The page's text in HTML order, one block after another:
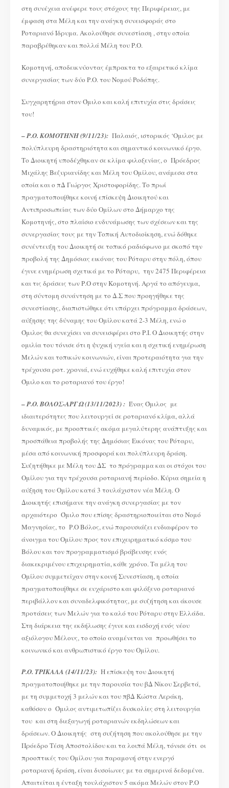
στη συνέχεια ανέφερε τους στόχους της Περιφέρειας, με
έμφαση στα Μέλη και την ανάγκη συνεισφοράς στο
Ροταριανό Ίδρυμα. Ακολούθησε συνεστίαση , στην οποία
παραβρέθηκαν και πολλά Μέλη του Ρ.Ο.
Κομοτηνή, αποδεικνύοντας έμπρακτα το εξαιρετικό κλίμα
συνεργασίας των δύο Ρ.Ο. του Νομού Ροδόπης.
Συγχαρητήρια στον Όμιλο και καλή επιτυχία στις δράσεις
του!
–Ρ.Ο. ΚΟΜΟΤΗΝΗ (9/11/23): Παλαιός, ιστορικός ‘Ομιλος με
πολύπλευρη δραστηριότητα και σημαντικό κοινωνικό έργο.
Το Διοικητή υποδέχθηκαν σε κλίμα φιλοξενίας, ο Πρόεδρος
Μιχάλης Βεζυριανίδης και Μέλη του Ομίλου, ανάμεσα στα
οποία και ο πΔ Γιώργος Χριστοφορίδης. Το πρωί
πραγματοποιήθηκε κοινή επίσκεψη Διοικητού και
Αντιπροσωπείας των δύο Ομίλων στο Δήμαρχο της
Κομοτηνής, στο πλαίσιο ενδυνάμωσης των σχέσεων και της
συνεργασίας τους με την Τοπική Αυτοδιοίκηση, ενώ δόθηκε
συνέντευξη του Διοικητή σε τοπικό ραδιόφωνο με σκοπό την
προβολή της Δημόσιας εικόνας του Ρόταρυ στην πόλη, όπου
έγινε ενημέρωση σχετικά με το Ρόταρυ, την 2475 Περιφέρεια
και τις δράσεις των Ρ.Ο στην Κομοτηνή. Αργά το απόγευμα,
στη σύντομη συνάντηση με το Δ.Σ που προηγήθηκε της
συνεστίασης, διαπιστώθηκε ότι υπάρχει πρόγραμμα δράσεων,
αύξησης της δύναμης του Ομίλου κατά 2-3 Μέλη, ενώ ο
Όμιλος θα συνεχίσει να συνεισφέρει στο Ρ.Ι. Ο Διοικητής στην
ομιλία του τόνισε ότι η ψυχική υγεία και η σχετική ενημέρωση
Μελών και τοπικών κοινωνιών, είναι προτεραιότητα για την
τρέχουσα ροτ. χρονιά, ενώ ευχήθηκε καλή επιτυχία στον
Όμιλο και το ροταριανό του έργο!
–Ρ.Ο. ΒΟΛΟΣ-ΑΡΓΩ (13/11/2023) : Ένας Όμιλος με
ιδιαιτερότητες που λειτουργεί σε ροταριανό κλίμα, αλλά
δυναμικός, με προοπτικές ακόμα μεγαλύτερης ανάπτυξης και
προσπάθεια προβολής της Δημόσιας Εικόνας του Ρόταρυ,
μέσα από κοινωνική προσφορά και πολύπλευρη δράση.
Συζητήθηκε με Μέλη του ΔΣ το πρόγραμμα και οι στόχοι του
Ομίλου για την τρέχουσα ροταριανή περίοδο. Κύρια σημεία η
αύξηση του Ομίλου κατά 3 τουλάχιστον νέα Μέλη. Ο
Διοικητής επισήμανε την ανάγκη συνεργασίας με τον
αρχαιότερο Όμιλο που επίσης δραστηριοποιείται στο Νομό
Μαγνησίας, το Ρ.Ο Βόλος, ενώ παρουσιάζει ενδιαφέρον το
άνοιγμα του Ομίλου προς τον επιχειρηματικό κόσμο του
Βόλου και τον προγραμματισμό βράβευσης ενός
διακεκριμένου επιχειρηματία, κάθε χρόνο. Τα μέλη του
Ομίλου συμμετείχαν στην κοινή Συνεστίαση, η οποία
πραγματοποιήθηκε σε ευχάριστο και φιλόξενο ροταριανό
περιβάλλον και συναδελφικότητας, με συζήτηση και άκουσε
προτάσεις των Μελών για το καλό του Ρόταρυ στην Ελλάδα.
Στη διάρκεια της εκδήλωσης έγινε και εισδοχή ενός νέου
αξιόλογου Μέλους, το οποίο αναμένεται να προωθήσει το
κοινωνικό και ανθρωπιστικό έργο του Ομίλου.
Ρ.Ο. ΤΡΙΚΑΛΑ (14/11/23): Η επίσκεψη του Διοικητή
πραγματοποιήθηκε με την παρουσία του βΔ Νίκου Σερβετά,
με τη συμμετοχή 3 μελών και του πβΔ Κώστα Λεράκη,
καθόσον ο Όμιλος αντιμετωπίζει δυσκολίες στη λειτουργία
του και στη διεξαγωγή ροταριανών εκδηλώσεων και
δράσεων. Ο Διοικητής στη συζήτηση που ακολούθησε με την
Πρόεδρο Τέση Αποστολίδου και τα λοιπά Μέλη, τόνισε ότι οι
προοπτικές του Ομίλου για παραμονή στην ενεργό
ροταριανή δράση, είναι δυσοίωνες με τα σημερινά δεδομένα.
Aπαιτείται η ένταξη τουλάχιστον 5 ακόμα Μελών στον Ρ.Ο